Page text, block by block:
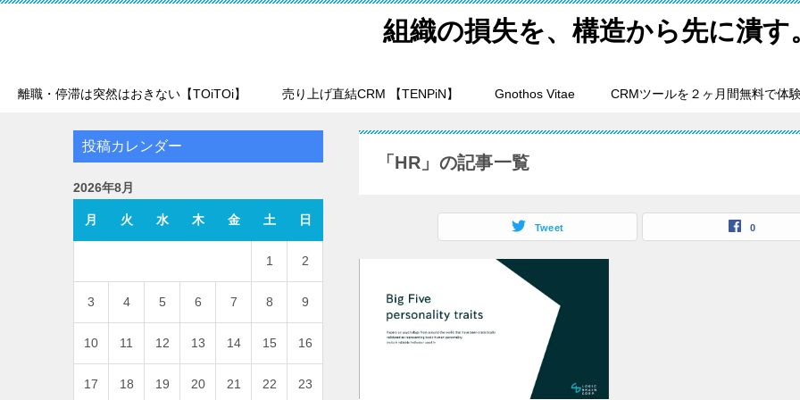
組織の損失を、構造から先に潰す
離職・停滞は突然はおきない【TOiTOi】 売り上げ直結CRM 【TENPiN】 Gnothos Vitae CRMツールを２ヶ月間無料で体
「HR」の記事一覧
Tweet 0
投稿カレンダー
2026年8月
月 火 水 木 金 土 日
1 2
3 4 5 6 7 8 9
10 11 12 13 14 15 16
17 18 19 20 21 22 23